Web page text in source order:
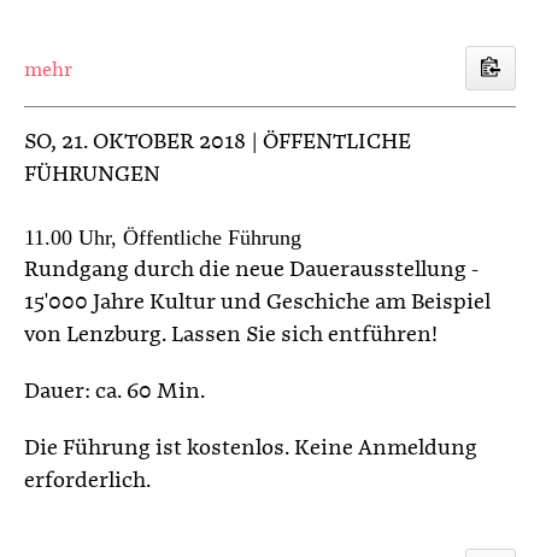
mehr
SO, 21. OKTOBER 2018 | ÖFFENTLICHE
FÜHRUNGEN
11.00 Uhr, Öffentliche Führung
Rundgang durch die neue Dauerausstellung -
15'000 Jahre Kultur und Geschiche am Beispiel
von Lenzburg. Lassen Sie sich entführen!
Dauer: ca. 60 Min.
Die Führung ist kostenlos. Keine Anmeldung
erforderlich.